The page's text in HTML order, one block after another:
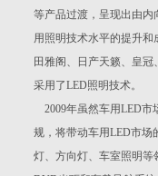
等产品过渡，呈现出由
用照明技术水平的提升
田雅阁、日产天籁、皇
采用了LED照明技术。
2009年虽然车用LED市
规，将带动车用LED市场
灯、方向灯、车室照明